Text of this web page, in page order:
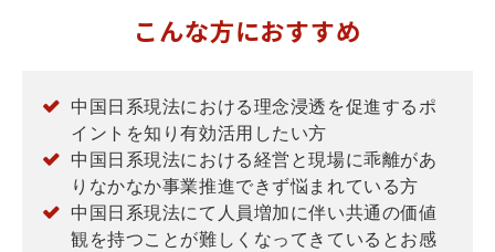
こんな方におすすめ
中国日系現法における理念浸透を促進するポ
イントを知り有効活用したい方
中国日系現法における経営と現場に乖離があ
りなかなか事業推進できず悩まれている方
中国日系現法にて人員増加に伴い共通の価値
観を持つことが難しくなってきているとお感